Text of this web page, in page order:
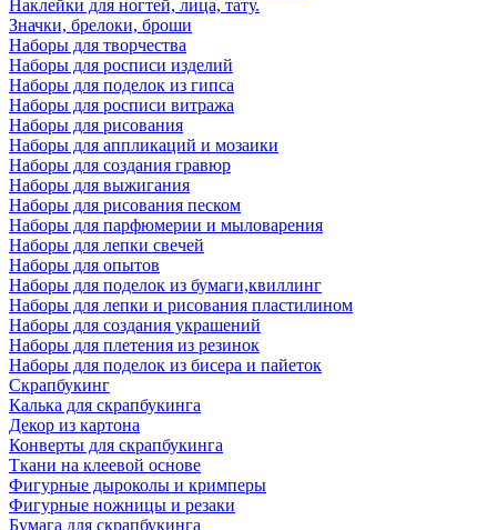
Наклейки для ногтей, лица, тату.
Значки, брелоки, броши
Наборы для творчества
Наборы для росписи изделий
Наборы для поделок из гипса
Наборы для росписи витража
Наборы для рисования
Наборы для аппликаций и мозаики
Наборы для создания гравюр
Наборы для выжигания
Наборы для рисования песком
Наборы для парфюмерии и мыловарения
Наборы для лепки свечей
Наборы для опытов
Наборы для поделок из бумаги,квиллинг
Наборы для лепки и рисования пластилином
Наборы для создания украшений
Наборы для плетения из резинок
Наборы для поделок из бисера и пайеток
Скрапбукинг
Калька для скрапбукинга
Декор из картона
Конверты для скрапбукинга
Ткани на клеевой основе
Фигурные дыроколы и кримперы
Фигурные ножницы и резаки
Бумага для скрапбукинга